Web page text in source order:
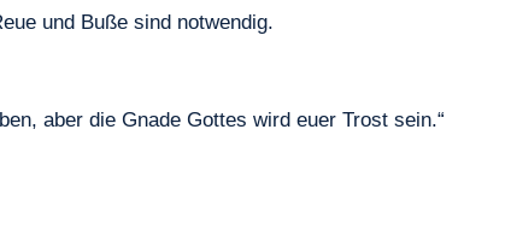
und Buße sind notwendig.
aber die Gnade Gottes wird euer Trost sein.“